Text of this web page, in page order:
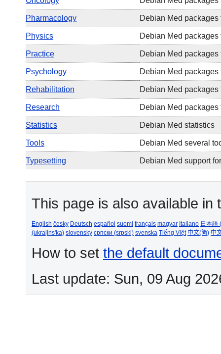
Pharmacology Debian Med
Physics Debian Med
Practice Debian Med
Psychology Debian Med
Rehabilitation Debian Med
Research Debian Med
Statistics Debian Med statistics
Tools Debian Med several
Typesetting Debian Med support
This page is also available in
English česky Deutsch español suomi français magyar Italiano 日本語
(ukrajins'ka) slovensky српски (srpski) svenska Tiếng Việt 中文(简) 中
How to set the default
Last update: Sun, 09 Aug